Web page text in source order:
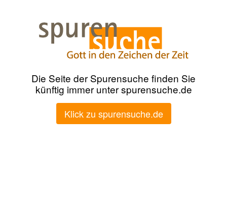
Die Seite der Spurensuche finden Sie
künftig immer unter spurensuche.de
Klick zu spurensuche.de